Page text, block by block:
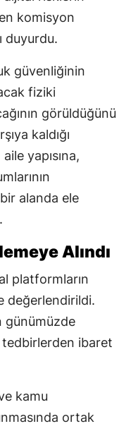
komisyon
duyurdu.
güvenliğinin
fiziki
görüldüğünü
kaldığı
yapısına,
alanda ele
Alındı
platformların
değerlendirildi.
günümüzde
tedbirlerden ibaret
kamu
ortak